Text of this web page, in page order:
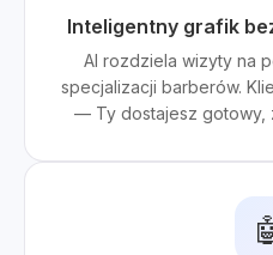
Inteligentny grafik
AI rozdziela wizyty na
specjalizacji barberów.
— Ty dostajesz gotowy,